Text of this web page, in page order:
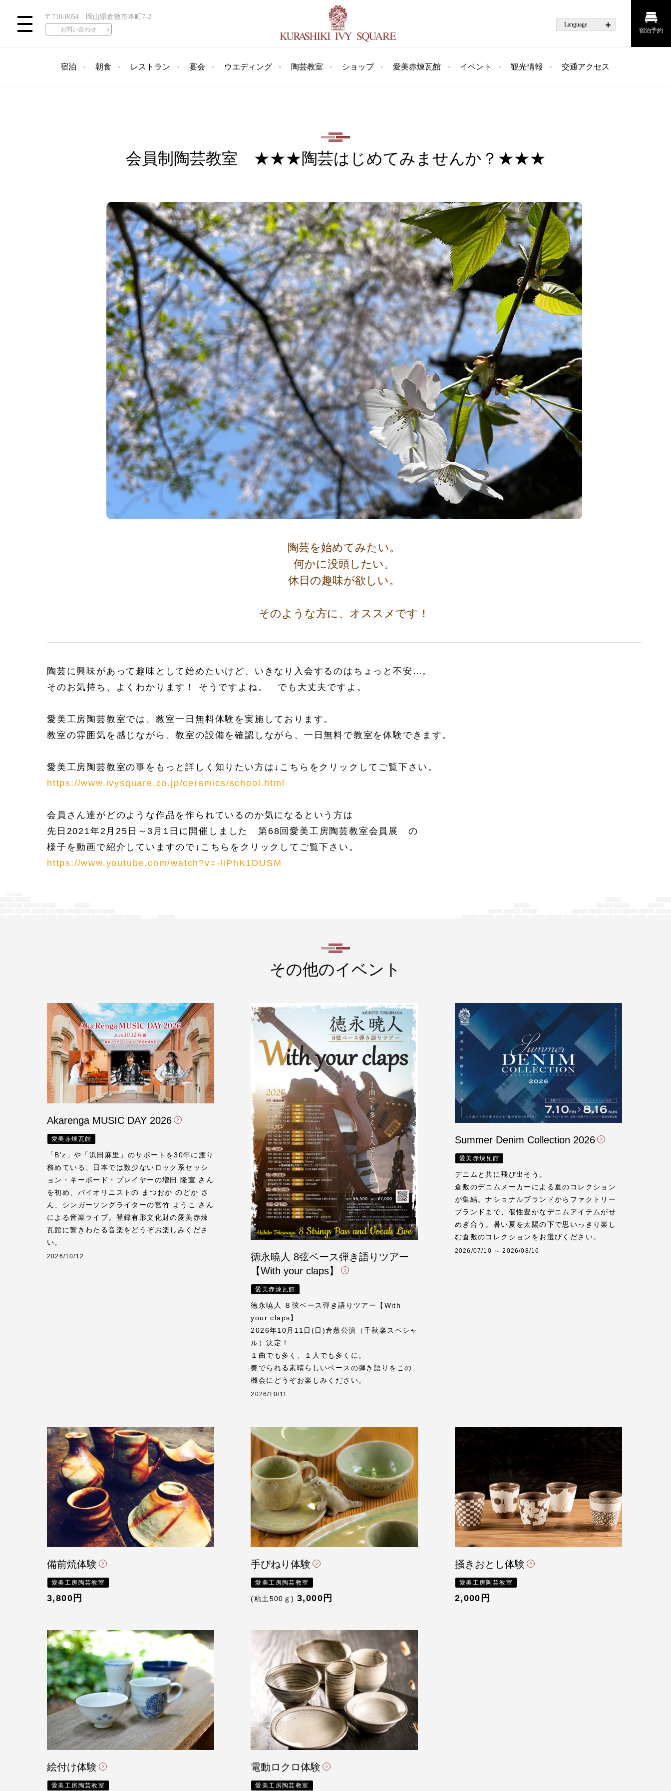
〒710-0054 岡山県倉敷市本町7-2
お問い合わせ
Language
宿泊予約
宿泊 朝食 レストラン 宴会 ウエディング 陶芸教室 ショップ 愛美赤煉瓦館 イベント 観光情報 交通アクセス
会員制陶芸教室 ★★★陶芸はじめてみませんか？★★★
陶芸を始めてみたい。
何かに没頭したい。
休日の趣味が欲しい。
そのような方に、オススメです！
陶芸に興味があって趣味として始めたいけど、いきなり入会するのはちょっと不安…。
そのお気持ち、よくわかります！ そうですよね。 でも大丈夫ですよ。
愛美工房陶芸教室では、教室一日無料体験を実施しております。
教室の雰囲気を感じながら、教室の設備を確認しながら、一日無料で教室を体験できます。
愛美工房陶芸教室の事をもっと詳しく知りたい方は↓こちらをクリックしてご覧下さい。
https://www.ivysquare.co.jp/ceramics/school.html
会員さん達がどのような作品を作られているのか気になるという方は
先日2021年2月25日～3月1日に開催しました 第68回愛美工房陶芸教室会員展 の
様子を動画で紹介していますので↓こちらをクリックしてご覧下さい。
https://www.youtube.com/watch?v=-liPhK1DUSM
その他のイベント
Akarenga MUSIC DAY 2026
愛美赤煉瓦館
「B'z」や「浜田麻里」のサポートを30年に渡り
務めている、日本では数少ないロック系セッシ
ョン・キーボード・プレイヤーの増田 隆宣 さん
を初め、バイオリニストの まつおか のどか さ
ん、シンガーソングライターの宮竹 ようこ さん
による音楽ライブ。登録有形文化財の愛美赤煉
瓦館に響きわたる音楽をどうぞお楽しみくださ
い。
2026/10/12
徳永暁人 8弦ベース弾き語りツアー
【With your claps】
愛美赤煉瓦館
徳永暁人 ８弦ベース弾き語りツアー【With
your claps】
2026年10月11日(日)倉敷公演（千秋楽スペシャ
ル）決定！
１曲でも多く、１人でも多くに。
奏でられる素晴らしいベースの弾き語りをこの
機会にどうぞお楽しみください。
2026/10/11
Summer Denim Collection 2026
愛美赤煉瓦館
デニムと共に飛び出そう。
倉敷のデニムメーカーによる夏のコレクション
が集結。ナショナルブランドからファクトリー
ブランドまで、個性豊かなデニムアイテムがせ
めぎ合う。暑い夏を太陽の下で思いっきり楽し
む倉敷のコレクションをお選びください。
2026/07/10 ～ 2026/08/16
備前焼体験
愛美工房陶芸教室
3,800円
手びねり体験
愛美工房陶芸教室
(粘土500ｇ)3,000円
掻きおとし体験
愛美工房陶芸教室
2,000円
絵付け体験
愛美工房陶芸教室
電動ロクロ体験
愛美工房陶芸教室